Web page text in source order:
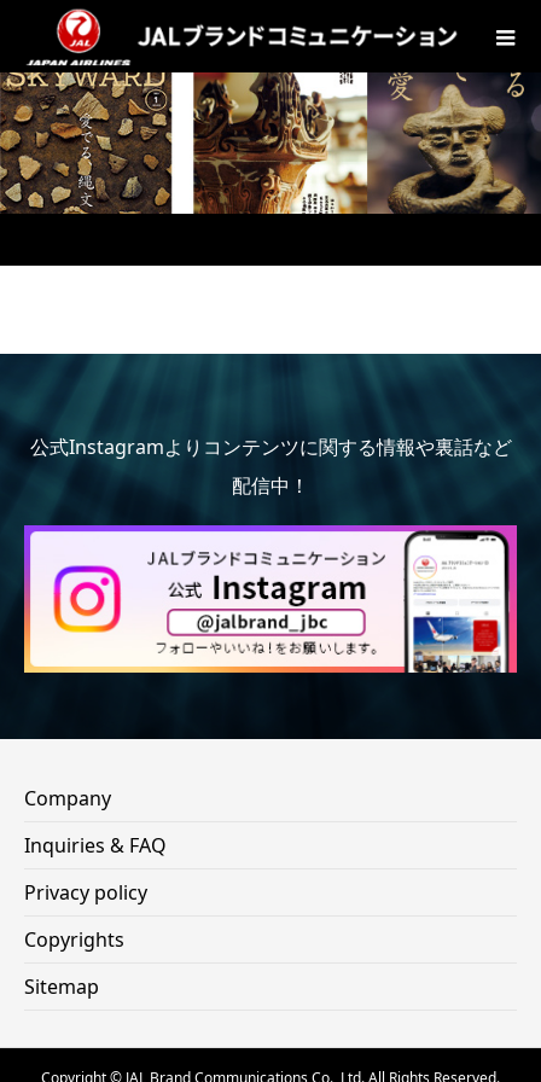
公式Instagramよりコンテンツに関する情報や裏話など
配信中！
Company
Inquiries & FAQ
Privacy policy
Copyrights
Sitemap